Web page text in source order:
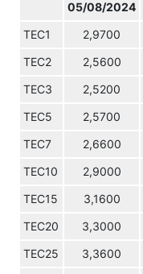
05/08/2024
TEC1 2,9700
TEC2 2,5600
TEC3 2,5200
TEC5 2,5700
TEC7 2,6600
TEC10 2,9000
TEC15 3,1600
TEC20 3,3000
TEC25 3,3600